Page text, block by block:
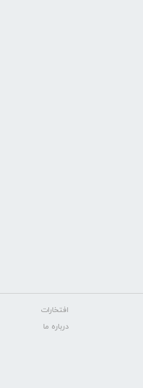
افتخارات
درباره ما